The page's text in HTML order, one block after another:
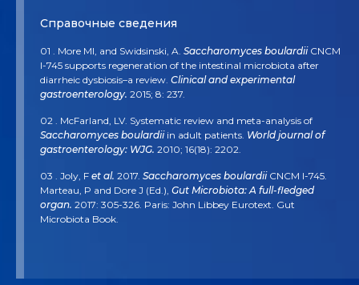
Справочные сведения
01 . More MI, and Swidsinski, A. Saccharomyces boulardiiCNCM
I-745 supports regeneration of the intestinal microbiota after
diarrheic dysbiosis–a review. Clinical and experimental
gastroenterology. 2015; 8: 237.
02 . McFarland, LV. Systematic review and meta-analysis of
Saccharomyces boulardiiin adult patients. World journal of
gastroenterology: WJG. 2010; 16(18): 2202.
03 . Joly, F et al. 2017. Saccharomyces boulardiiCNCM I-745.
Marteau, P and Dore J (Ed.), Gut Microbiota: A full-fledged
organ. 2017: 305-326. Paris: John Libbey Eurotext. Gut
Microbiota Book.